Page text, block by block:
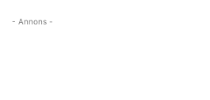
- Annons -